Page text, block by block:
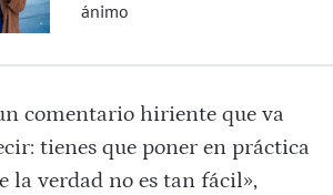
ánimo
comentario hiriente que va
tienes que poner en práctica
la verdad no es tan fácil»,